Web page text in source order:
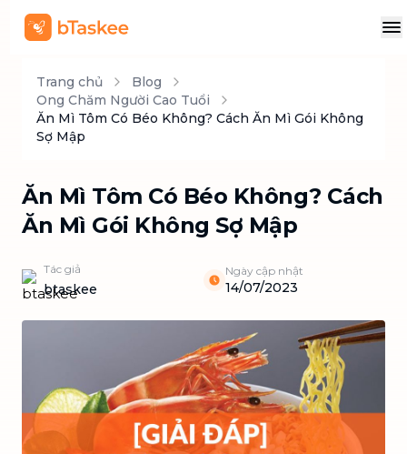
Trang chủ
Blog
Ong Chăm Người Cao Tuổi
Ăn Mì Tôm Có Béo Không? Cách Ăn Mì Gói Không
Sợ Mập
Ăn Mì Tôm Có Béo Không? Cách
Ăn Mì Gói Không Sợ Mập
Tác giả
btaskee
Ngày cập nhật
14/07/2023